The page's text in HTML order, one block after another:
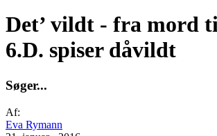
Det’ vildt - fra mord
6.D. spiser dåvildt
Søger...
Af:
Eva Rymann